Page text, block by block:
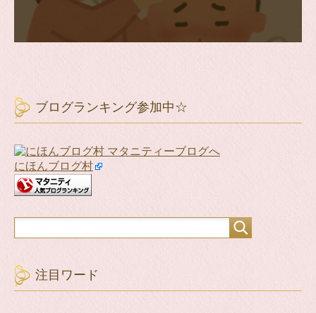
ブログランキング参加中☆
にほんブログ村
注目ワード